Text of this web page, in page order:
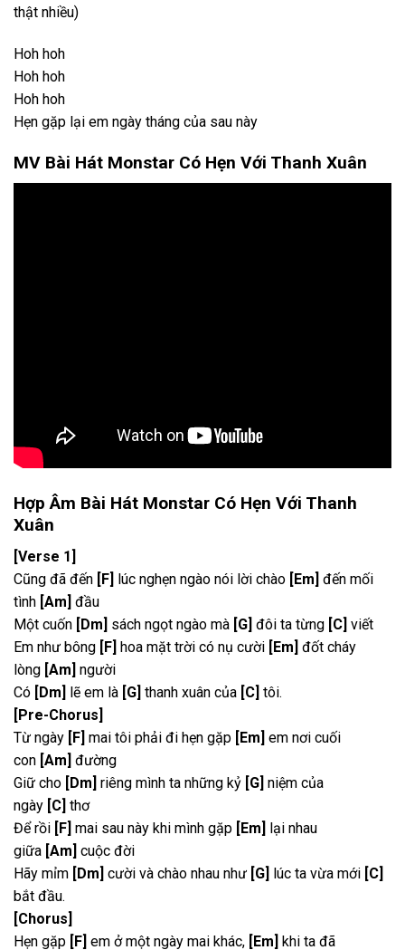
thật nhiều)
Hoh hoh
Hoh hoh
Hoh hoh
Hẹn gặp lại em ngày tháng của sau này
MV Bài Hát Monstar Có Hẹn Với Thanh Xuân
Hợp Âm Bài Hát Monstar Có Hẹn Với Thanh
Xuân
[Verse 1]
Cũng đã đến [F] lúc nghẹn ngào nói lời chào [Em] đến mối
tình [Am] đầu
Một cuốn [Dm] sách ngọt ngào mà [G] đôi ta từng [C] viết
Em như bông [F] hoa mặt trời có nụ cười [Em] đốt cháy
lòng [Am] người
Có [Dm] lẽ em là [G] thanh xuân của [C] tôi.
[Pre-Chorus]
Từ ngày [F] mai tôi phải đi hẹn gặp [Em] em nơi cuối
con [Am] đường
Giữ cho [Dm] riêng mình ta những kỷ [G] niệm của
ngày [C] thơ
Để rồi [F] mai sau này khi mình gặp [Em] lại nhau
giữa [Am] cuộc đời
Hãy mỉm [Dm] cười và chào nhau như [G] lúc ta vừa mới [C]
bắt đầu.
[Chorus]
Hẹn gặp [F] em ở một ngày mai khác, [Em] khi ta đã